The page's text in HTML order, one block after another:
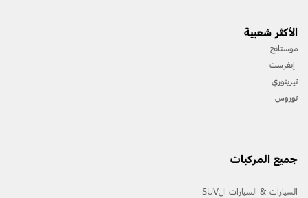
المسارات، واستخدام معدّات السّلامة المناسبة.
2. لن تتوفّر جميع ميّزات المركبة في جميع الأسواق. اتّصل بموزّع فورد المحلّي للحصول على أحدث
الأكثر شعبية
موستانج
إيفرست
تيريتوري
توروس
جميع المركبات
السيارات & السيارات الSUV